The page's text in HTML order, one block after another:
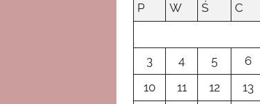
P
W Ś C
3
4 5 6
10
11 12 13